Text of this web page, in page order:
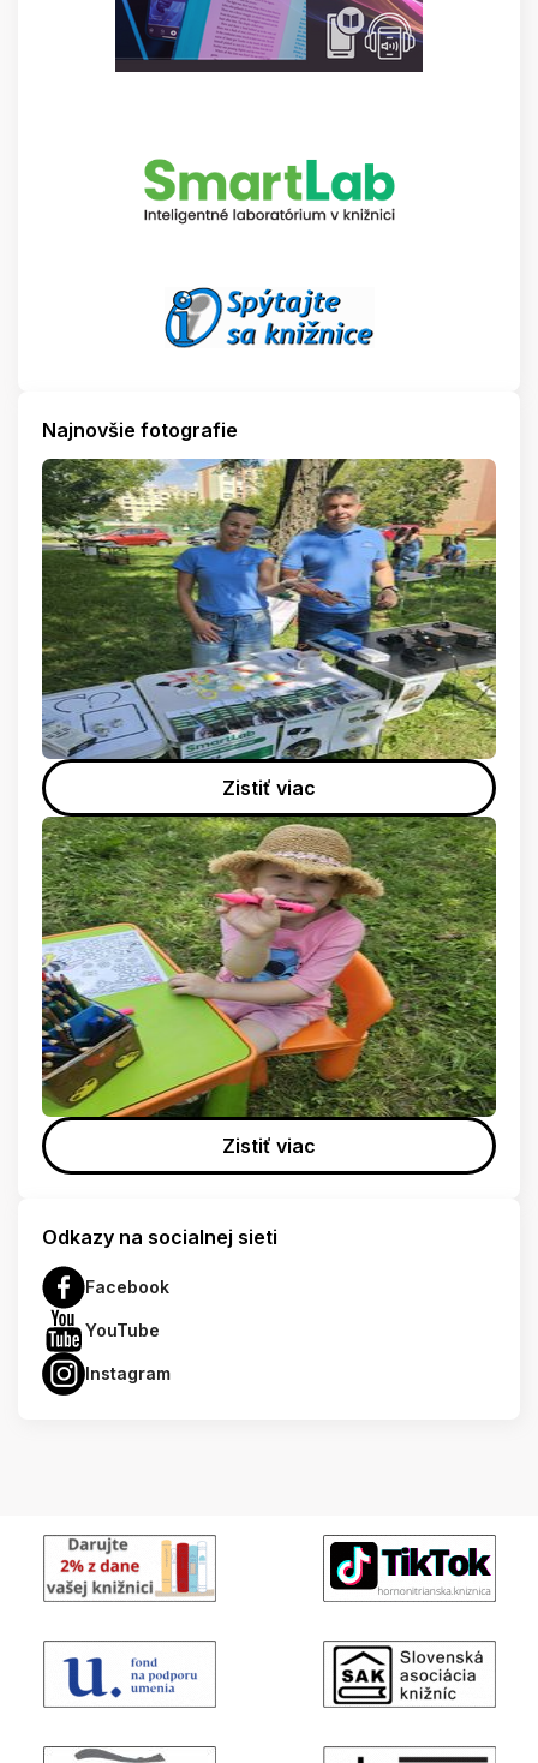
Najnovšie fotografie
Zistiť viac
Zistiť viac
Odkazy na socialnej sieti
Facebook
YouTube
Instagram